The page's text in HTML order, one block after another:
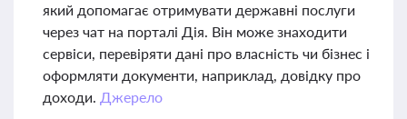
який допомагає отримувати державні послуги
через чат на порталі Дія. Він може знаходити
сервіси, перевіряти дані про власність чи бізнес і
оформляти документи, наприклад, довідку про
доходи. Джерело